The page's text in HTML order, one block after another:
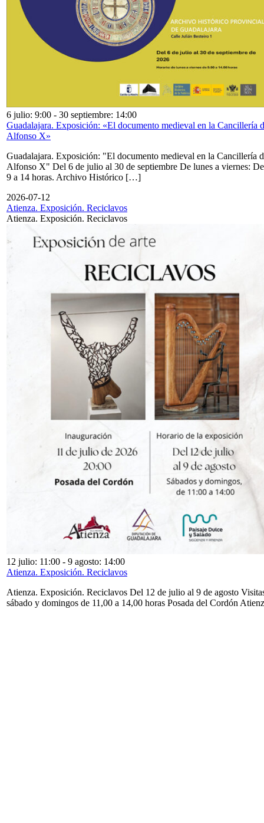
6 julio: 9:00 - 30 septiembre: 14:00
Guadalajara. Exposición: «El documento medieval en la Cancillería
Alfonso X»
Guadalajara. Exposición: "El documento medieval en la Cancillería
Alfonso X" Del 6 de julio al 30 de septiembre De lunes a viernes: De
9 a 14 horas. Archivo Histórico […]
2026-07-12
Atienza. Exposición. Reciclavos
Atienza. Exposición. Reciclavos
12 julio: 11:00 - 9 agosto: 14:00
Atienza. Exposición. Reciclavos
Atienza. Exposición. Reciclavos Del 12 de julio al 9 de agosto
sábado y domingos de 11,00 a 14,00 horas Posada del Cordón